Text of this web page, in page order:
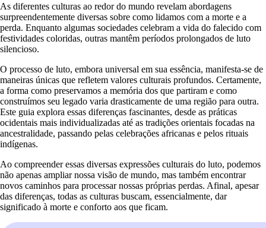
As diferentes culturas ao redor do mundo revelam abordagens
surpreendentemente diversas sobre como lidamos com a morte e a
perda. Enquanto algumas sociedades celebram a vida do falecido com
festividades coloridas, outras mantêm períodos prolongados de luto
silencioso.
O processo de luto, embora universal em sua essência, manifesta-se de
maneiras únicas que refletem valores culturais profundos. Certamente,
a forma como preservamos a memória dos que partiram e como
construímos seu legado varia drasticamente de uma região para outra.
Este guia explora essas diferenças fascinantes, desde as práticas
ocidentais mais individualizadas até as tradições orientais focadas na
ancestralidade, passando pelas celebrações africanas e pelos rituais
indígenas.
Ao compreender essas diversas expressões culturais do luto, podemos
não apenas ampliar nossa visão de mundo, mas também encontrar
novos caminhos para processar nossas próprias perdas. Afinal, apesar
das diferenças, todas as culturas buscam, essencialmente, dar
significado à morte e conforto aos que ficam.